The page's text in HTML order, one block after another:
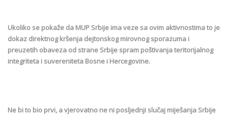
Ukoliko se pokaže da MUP Srbije ima veze sa ovim aktivnostima to je
dokaz direktnog kršenja dejtonskog mirovnog sporazuma i
preuzetih obaveza od strane Srbije spram poštivanja teritorijalnog
integriteta i suvereniteta Bosne i Hercegovine.
Ne bi to bio prvi, a vjerovatno ne ni posljednji slučaj miješanja Srbije